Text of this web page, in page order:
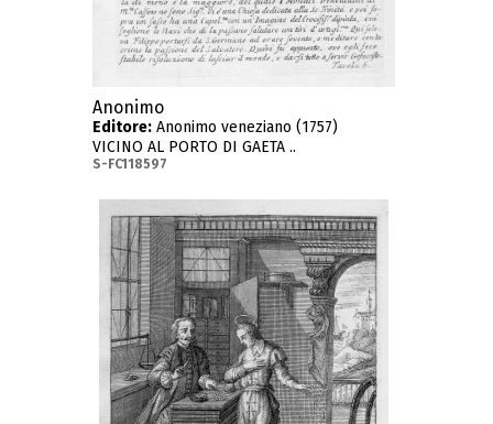
Anonimo
Editore:Anonimo veneziano (1757)
VICINO AL PORTO DI GAETA ..
S-FC118597